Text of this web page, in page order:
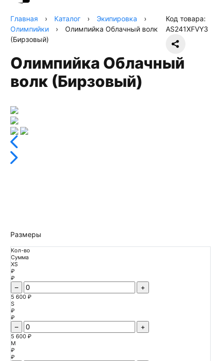
Главная › Каталог › Экипировка
›
Олимпийки
›
Олимпийка Облачный волк
(Бирзовый)
Код товара:
AS241XFVY3
Олимпийка Облачный
волк (Бирзовый)
Размеры
Кол-во
Сумма
XS
₽
₽
– +
5 600 ₽
S
₽
₽
– +
5 600 ₽
M
₽
₽